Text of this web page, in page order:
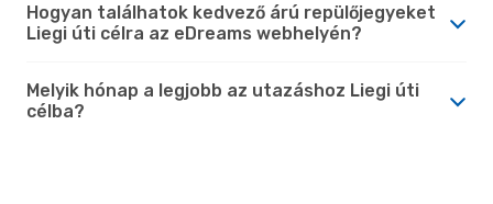
Hogyan találhatok kedvező árú repülőjegyeket
Liegi úti célra az eDreams webhelyén?
Melyik hónap a legjobb az utazáshoz Liegi úti
célba?